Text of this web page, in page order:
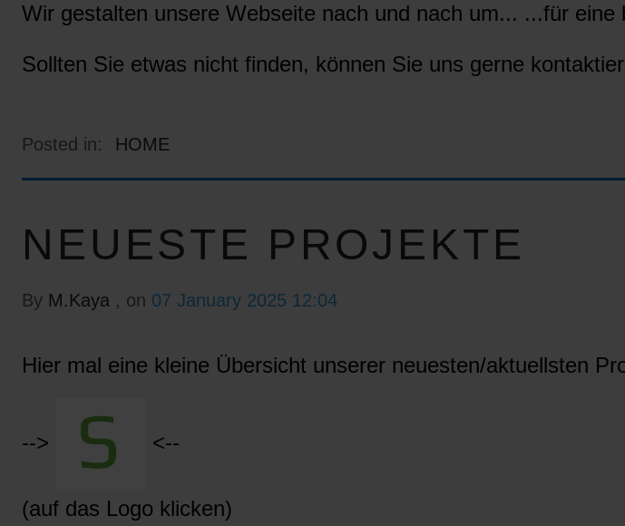
Wir gestalten unsere Webseite nach und nach um... ...für
Sollten Sie etwas nicht finden, können Sie uns gerne
Posted in: HOME
NEUESTE PROJEKTE
By M.Kaya , on 07 January 2025 12:04
Hier mal eine kleine Übersicht unserer neuesten/aktuellsten
--> <--
(auf das Logo klicken)